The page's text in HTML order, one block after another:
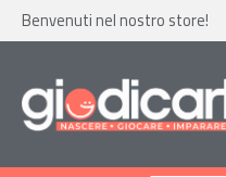
Benvenuti nel nostro store!